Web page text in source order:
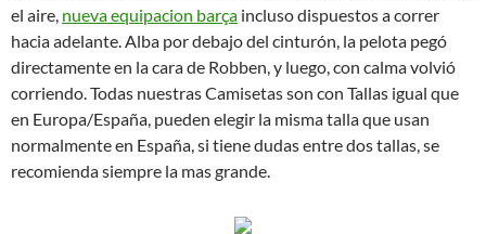
el aire, nueva equipacion barça incluso dispuestos a correr
hacia adelante. Alba por debajo del cinturón, la pelota pegó
directamente en la cara de Robben, y luego, con calma volvió
corriendo. Todas nuestras Camisetas son con Tallas igual que
en Europa/España, pueden elegir la misma talla que usan
normalmente en España, si tiene dudas entre dos tallas, se
recomienda siempre la mas grande.